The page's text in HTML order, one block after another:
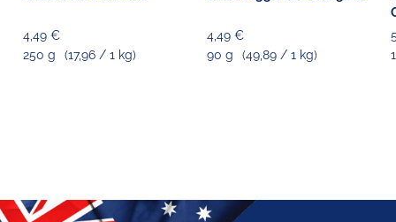
4,49 €
250 g
(17,96 / 1 kg)
4,49 €
90 g
(49,89 / 1 kg)